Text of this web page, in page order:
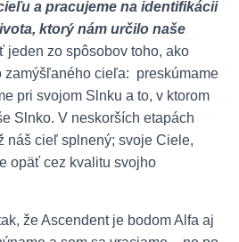
a pracujeme na identifikácii
ktorý nám určilo naše
jeden zo spôsobov toho, ako
zamýšľaného cieľa: preskúmame
pri svojom Slnku a to, v ktorom
Slnko. V neskorších etapách
náš cieľ splnený; svoje Ciele,
opäť cez kvalitu svojho
že Ascendent je bodom Alfa aj